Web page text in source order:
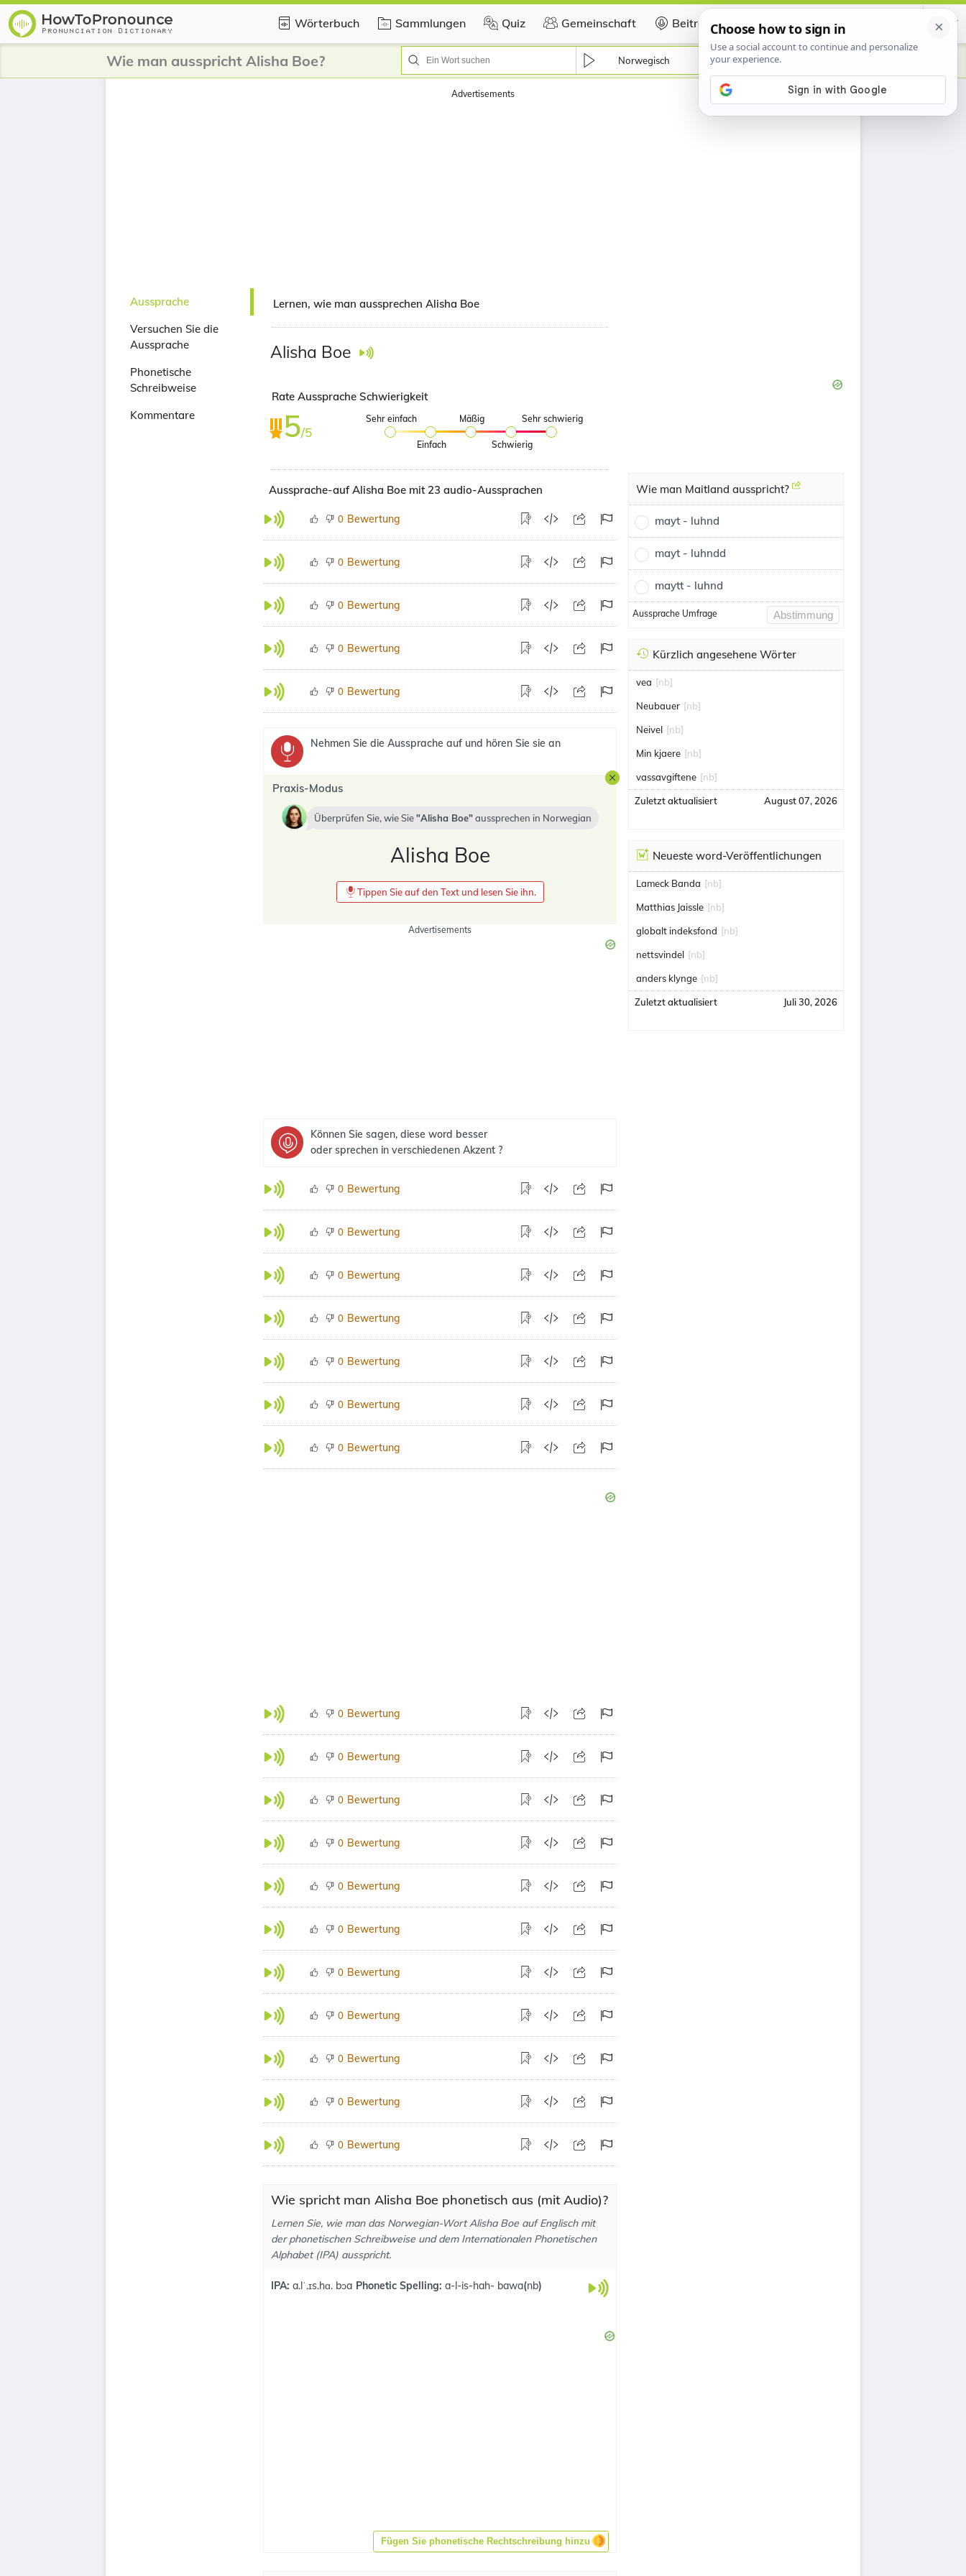
Wörterbuch Sammlungen Quiz Gemeinschaft Beitragen Certificate
Wie man ausspricht Alisha Boe? Norwegisch
Advertisements
Aussprache
Versuchen Sie die
Aussprache
Phonetische
Schreibweise
Kommentare
Lernen, wie man aussprechen Alisha Boe
Alisha Boe
Rate Aussprache Schwierigkeit
5/5
Sehr einfach
Einfach
Mäßig
Schwierig
Sehr schwierig
Aussprache-auf Alisha Boe mit 23 audio-Aussprachen
0 Bewertung
0 Bewertung
0 Bewertung
0 Bewertung
0 Bewertung
Nehmen Sie die Aussprache auf und hören Sie sie an
Praxis-Modus
Überprüfen Sie, wie Sie Alisha Boe aussprechen in Norwegian
Alisha Boe
Tippen Sie auf den Text und lesen Sie ihn.
Advertisements
Können Sie sagen, diese word besser
oder sprechen in verschiedenen Akzent ?
0 Bewertung
0 Bewertung
0 Bewertung
0 Bewertung
0 Bewertung
0 Bewertung
0 Bewertung
0 Bewertung
0 Bewertung
0 Bewertung
0 Bewertung
0 Bewertung
0 Bewertung
0 Bewertung
0 Bewertung
0 Bewertung
0 Bewertung
0 Bewertung
Wie spricht man Alisha Boe phonetisch aus (mit Audio)?
Lernen Sie, wie man das Norwegian-Wort Alisha Boe auf Englisch mit
der phonetischen Schreibweise und dem Internationalen Phonetischen
Alphabet (IPA) ausspricht.
IPA: a.lˈ.ɪs.hɑ. bɔa Phonetic Spelling: a-l-is-hah- bawa(nb)
Fügen Sie phonetische Rechtschreibung hinzu
Wie man Maitland ausspricht?
mayt - luhnd
mayt - luhndd
maytt - luhnd
Aussprache Umfrage Abstimmung
Kürzlich angesehene Wörter
vea [nb]
Neubauer [nb]
Neivel [nb]
Min kjaere [nb]
vassavgiftene [nb]
Zuletzt aktualisiert August 07, 2026
Neueste word-Veröffentlichungen
Lameck Banda [nb]
Matthias Jaissle [nb]
globalt indeksfond [nb]
nettsvindel [nb]
anders klynge [nb]
Zuletzt aktualisiert Juli 30, 2026